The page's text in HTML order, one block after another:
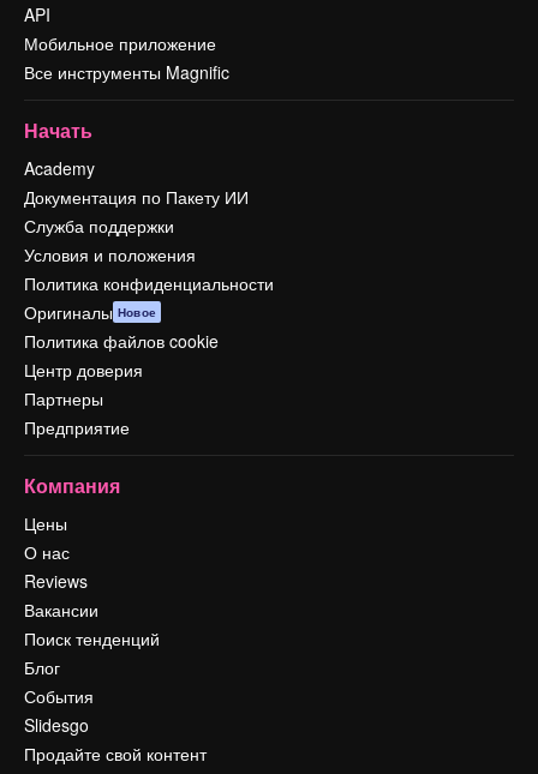
API
Мобильное приложение
Все инструменты Magnific
Начать
Academy
Документация по Пакету ИИ
Служба поддержки
Условия и положения
Политика конфиденциальности
Оригиналы Новое
Политика файлов cookie
Центр доверия
Партнеры
Предприятие
Компания
Цены
О нас
Reviews
Вакансии
Поиск тенденций
Блог
События
Slidesgo
Продайте свой контент